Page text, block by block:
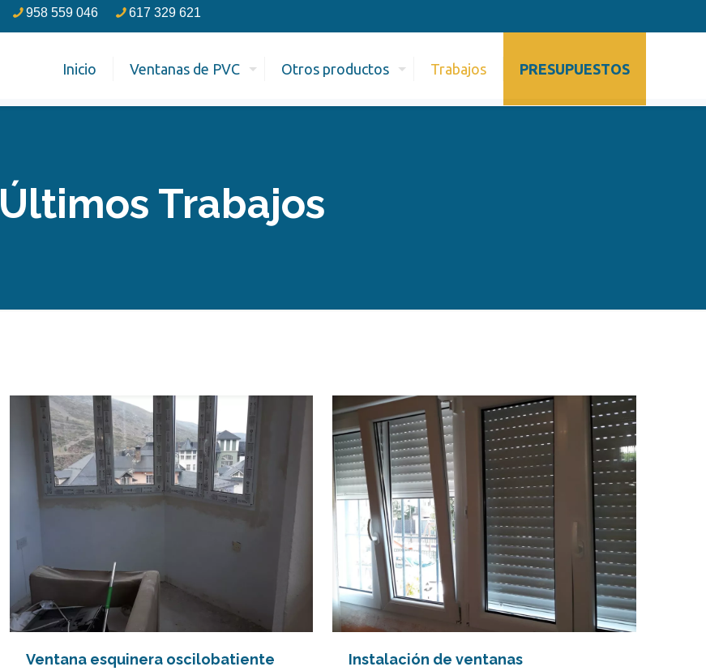
958 559 046 617 329 621
Inicio Ventanas de PVC Otros productos Trabajos PRESUPUESTOS
Últimos Trabajos
Ventana esquinera oscilobatiente
Instalación de ventanas